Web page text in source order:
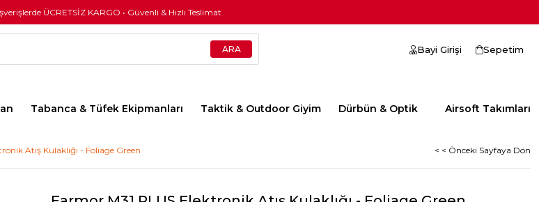
ÜCRETSİZ KARGO • Güvenli & Hızlı Teslimat
Tabanca & Tüfek Ekipmanları Taktik & Outdoor Giyim Dürbün & Optik Airsoft Takımları
Sepetim
Bayi Girişi
Atış Kulaklığı - Foliage Green < < Önceki Sayfaya Dön